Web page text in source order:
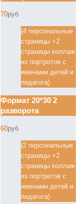
70руб
(4 персональные
страницы +2
страницы коллаж
из портретов с
именами детей и
педагога)
Формат 20*30 2
разворота
60руб
(2 персональные
страницы +2
страницы коллаж
из портретов с
именами детей и
педагога)